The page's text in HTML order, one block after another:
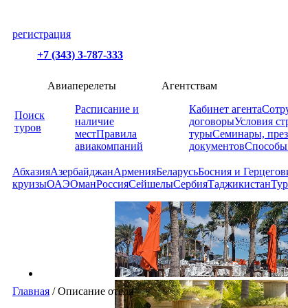
регистрация
+7 (343) 3-787-333
Поиск
туров
Авиаперелеты
Расписание и
наличие
местПравила
авиакомпаний
Агентствам
Кабинет агента
договорыУсловия
турыСеминары,
документов
АбхазияАзербайджанАрменияБеларусьБосния и
круизыОАЭОманРоссияСейшелыСербияТаджикистан
Главная /Описание отеля